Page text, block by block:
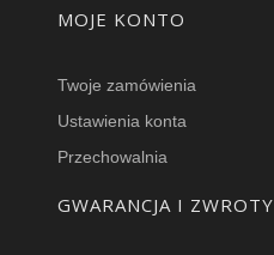
MOJE KONTO
Twoje zamówienia
Ustawienia konta
Przechowalnia
GWARANCJA I ZWROTY